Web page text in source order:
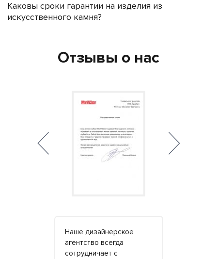
Каковы сроки гарантии на изделия из
искусственного камня?
Отзывы о нас
Наше дизайнерское
агентство всегда
сотрудничает с